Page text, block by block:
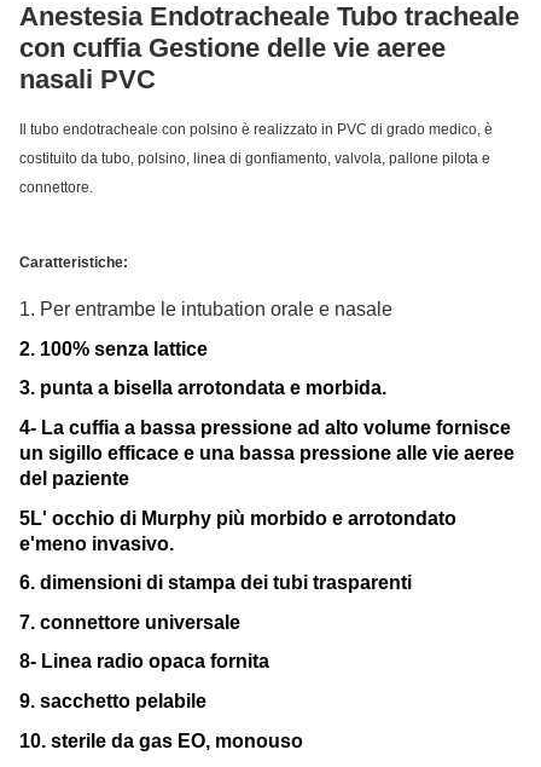
Anestesia Endotracheale Tubo tracheale
con cuffia Gestione delle vie aeree
nasali PVC
Il tubo endotracheale con polsino è realizzato in PVC di grado medico, è
costituito da tubo, polsino, linea di gonfiamento, valvola, pallone pilota e
connettore.
Caratteristiche:
1. Per entrambe le intubation orale e nasale
2. 100% senza lattice
3. punta a bisella arrotondata e morbida.
4- La cuffia a bassa pressione ad alto volume fornisce
un sigillo efficace e una bassa pressione alle vie aeree
del paziente
5L' occhio di Murphy più morbido e arrotondato
e'meno invasivo.
6. dimensioni di stampa dei tubi trasparenti
7. connettore universale
8- Linea radio opaca fornita
9. sacchetto pelabile
10. sterile da gas EO, monouso